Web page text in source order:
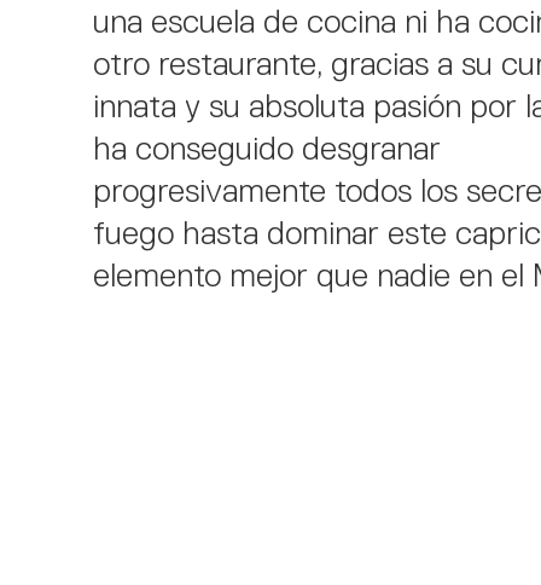
una escuela de cocina ni ha
otro restaurante, gracias a su
innata y su absoluta pasión por
ha conseguido desgranar
progresivamente todos los
fuego hasta dominar este
elemento mejor que nadie en el